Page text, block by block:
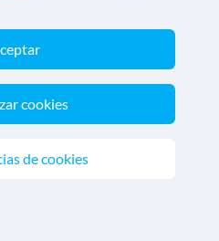
la falta de conformidad es:
al viajero;
a un tercero ajeno a la
los servicios contratados e
cookies
de cookies